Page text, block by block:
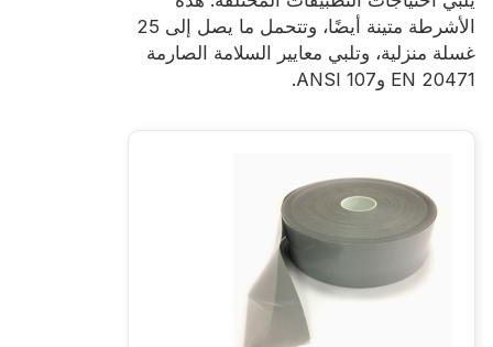
الأشرطة متينة أيضًا، وتتحمل ما يصل إلى 25
غسلة منزلية، وتلبي معايير السلامة الصارمة
EN 20471 وANSI 107.